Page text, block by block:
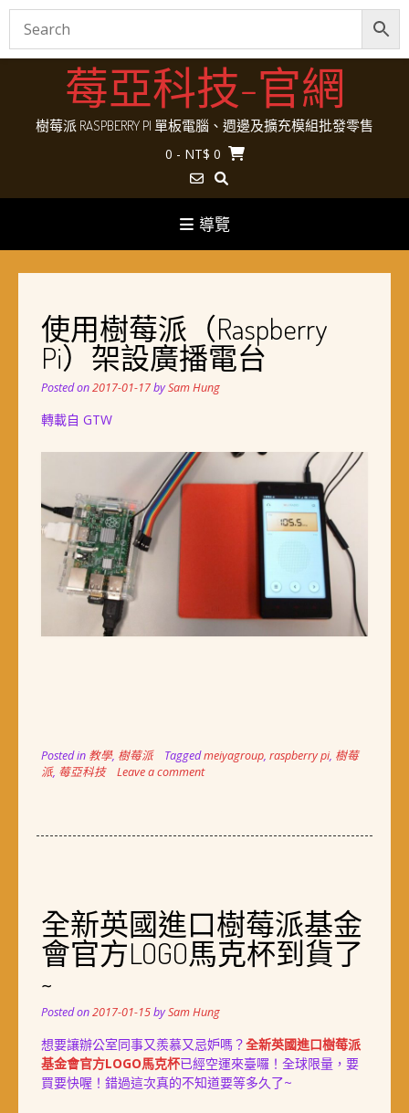
Skip
莓亞科技-官網
樹莓派 RASPBERRY PI 單板電腦、週邊及擴充模組批發零售
0 - NT$ 0
導覽
使用樹莓派（Raspberry
Pi）架設廣播電台
Posted on2017-01-17bySam Hung
轉載自 GTW
Posted in 教學, 樹莓派 Taggedmeiyagroup, raspberry pi, 樹莓
派, 莓亞科技 Leave a comment
全新英國進口樹莓派基金
會官方LOGO馬克杯到貨了
~
Posted on2017-01-15bySam Hung
想要讓辦公室同事又羨慕又忌妒嗎？全新英國進口樹莓派
基金會官方LOGO馬克杯已經空運來臺囉！全球限量，要
買要快喔！錯過這次真的不知道要等多久了~